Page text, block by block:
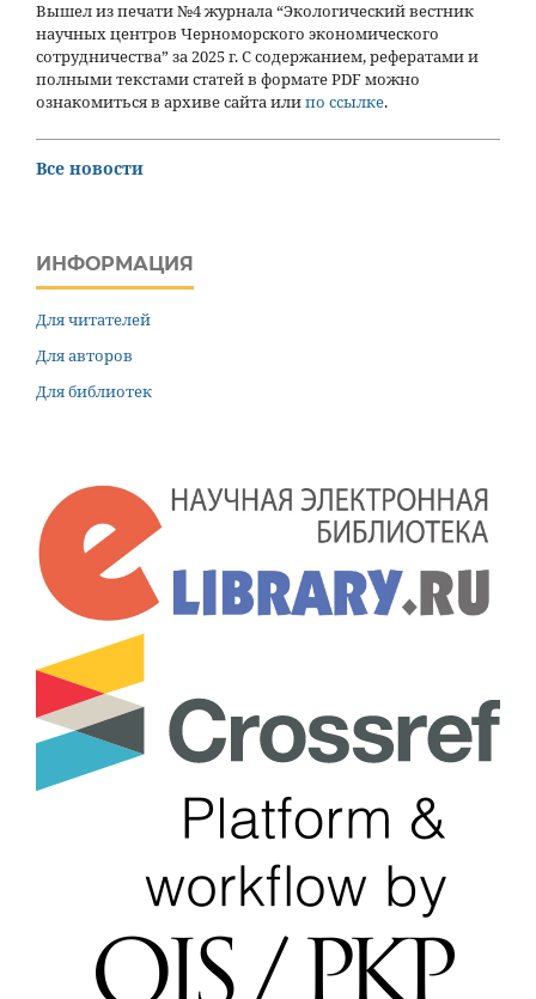
Вышел из печати №4 журнала “Экологический вестник
научных центров Черноморского экономического
сотрудничества” за 2025 г. С содержанием, рефератами и
полными текстами статей в формате PDF можно
ознакомиться в архиве сайта илипо ссылке.
Все новости
ИНФОРМАЦИЯ
Для читателей
Для авторов
Для библиотек